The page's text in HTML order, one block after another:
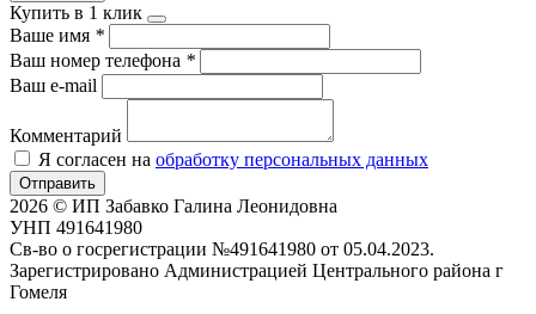
Купить в 1 клик
Ваше имя *
Ваш номер телефона *
Ваш e-mail
Комментарий
Я согласен на обработку персональных данных
Отправить
2026 © ИП Забавко Галина Леонидовна
УНП 491641980
Св-во о госрегистрации №491641980 от 05.04.2023.
Зарегистрировано Администрацией Центрального района г
Гомеля